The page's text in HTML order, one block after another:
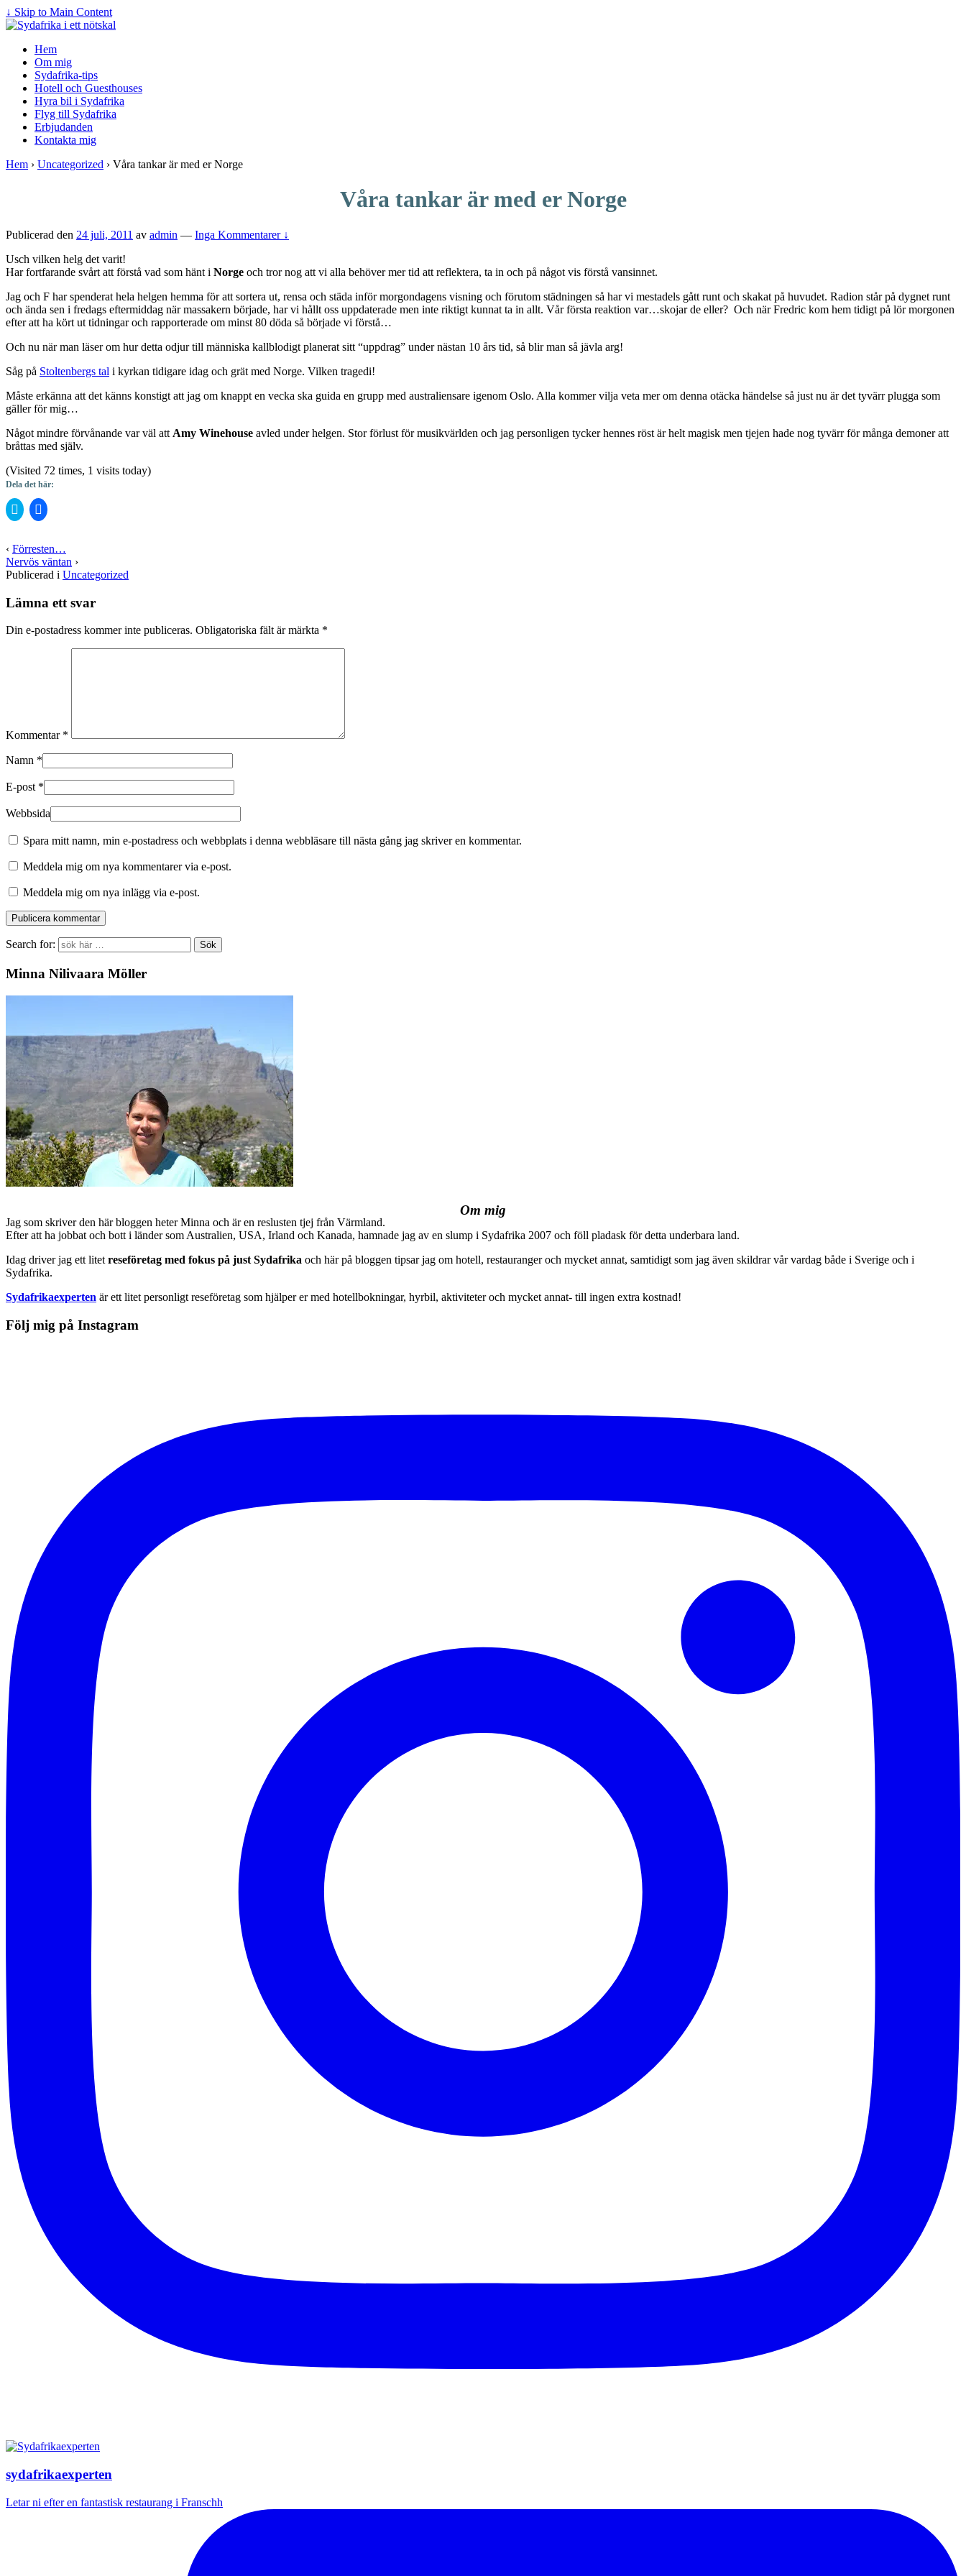
↓ Skip to Main Content
Hem
Om mig
Sydafrika-tips
Hotell och Guesthouses
Hyra bil i Sydafrika
Flyg till Sydafrika
Erbjudanden
Kontakta mig
Hem › Uncategorized › Våra tankar är med er Norge
Våra tankar är med er Norge
Publicerad den 24 juli, 2011 av admin — Inga Kommentarer ↓
Usch vilken helg det varit!
Har fortfarande svårt att förstå vad som hänt i Norge och tror nog att vi alla behöver mer tid att reflektera, ta in och på något vis förstå vansinnet.
Jag och F har spenderat hela helgen hemma för att sortera ut, rensa och städa inför morgondagens visning och förutom städningen så har vi mestadels gått runt och skakat på huvudet. Radion står på dygnet runt
och ända sen i fredags eftermiddag när massakern började, har vi hållt oss uppdaterade men inte riktigt kunnat ta in allt. Vår första reaktion var…skojar de eller? Och när Fredric kom hem tidigt på lör morgonen
efter att ha kört ut tidningar och rapporterade om minst 80 döda så började vi förstå…
Och nu när man läser om hur detta odjur till människa kallblodigt planerat sitt “uppdrag” under nästan 10 års tid, så blir man så jävla arg!
Såg på Stoltenbergs tal i kyrkan tidigare idag och grät med Norge. Vilken tragedi!
Måste erkänna att det känns konstigt att jag om knappt en vecka ska guida en grupp med australiensare igenom Oslo. Alla kommer vilja veta mer om denna otäcka händelse så just nu är det tyvärr plugga som
gäller för mig…
Något mindre förvånande var väl att Amy Winehouse avled under helgen. Stor förlust för musikvärlden och jag personligen tycker hennes röst är helt magisk men tjejen hade nog tyvärr för många demoner att
bråttas med själv.
(Visited 72 times, 1 visits today)
Dela det här:
Klicka
för
på
Twitter
(Öppnas
i
ett
fönster)
Klicka
för
på
Facebook
(Öppnas
i
ett
fönster)
‹ Förresten…
Nervös väntan ›
Publicerad i Uncategorized
Lämna ett svar
Din e-postadress kommer inte publiceras. Obligatoriska fält är märkta *
Kommentar *
Namn *
E-post *
Webbsida
Spara mitt namn, min e-postadress och webbplats i denna webbläsare till nästa gång jag skriver en kommentar.
Meddela mig om nya kommentarer via e-post.
Meddela mig om nya inlägg via e-post.
Search for:
Minna Nilivaara Möller
Om mig
Jag som skriver den här bloggen heter Minna och är en reslusten tjej från Värmland.
Efter att ha jobbat och bott i länder som Australien, USA, Irland och Kanada, hamnade jag av en slump i Sydafrika 2007 och föll pladask för detta underbara land.
Idag driver jag ett litet reseföretag med fokus på just Sydafrika och här på bloggen tipsar jag om hotell, restauranger och mycket annat, samtidigt som jag även skildrar vår vardag både i Sverige och i
Sydafrika.
Sydafrikaexperten är ett litet personligt reseföretag som hjälper er med hotellbokningar, hyrbil, aktiviteter och mycket annat- till ingen extra kostnad!
Följ mig på Instagram
sydafrikaexperten
Letar ni efter en fantastisk restaurang i Franschh